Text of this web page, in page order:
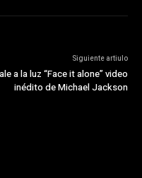
Siguiente artiulo
a la luz “Face it alone” video
inédito de Michael Jackson